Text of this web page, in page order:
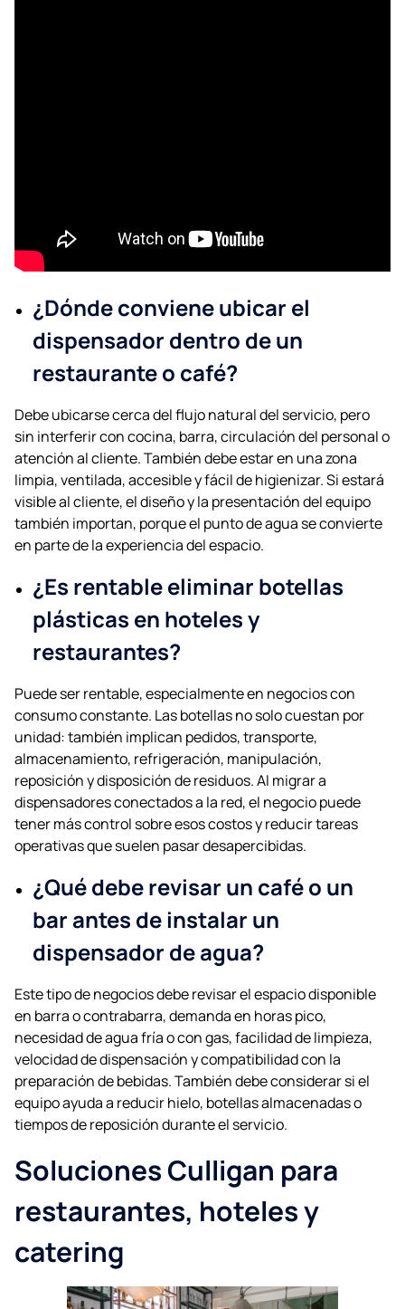
¿Dónde conviene ubicar el
dispensador dentro de un
restaurante o café?
Debe ubicarse cerca del flujo natural del servicio, pero
sin interferir con cocina, barra, circulación del personal o
atención al cliente. También debe estar en una zona
limpia, ventilada, accesible y fácil de higienizar. Si estará
visible al cliente, el diseño y la presentación del equipo
también importan, porque el punto de agua se convierte
en parte de la experiencia del espacio.
¿Es rentable eliminar botellas
plásticas en hoteles y
restaurantes?
Puede ser rentable, especialmente en negocios con
consumo constante. Las botellas no solo cuestan por
unidad: también implican pedidos, transporte,
almacenamiento, refrigeración, manipulación,
reposición y disposición de residuos. Al migrar a
dispensadores conectados a la red, el negocio puede
tener más control sobre esos costos y reducir tareas
operativas que suelen pasar desapercibidas.
¿Qué debe revisar un café o un
bar antes de instalar un
dispensador de agua?
Este tipo de negocios debe revisar el espacio disponible
en barra o contrabarra, demanda en horas pico,
necesidad de agua fría o con gas, facilidad de limpieza,
velocidad de dispensación y compatibilidad con la
preparación de bebidas. También debe considerar si el
equipo ayuda a reducir hielo, botellas almacenadas o
tiempos de reposición durante el servicio.
Soluciones Culligan para
restaurantes, hoteles y
catering